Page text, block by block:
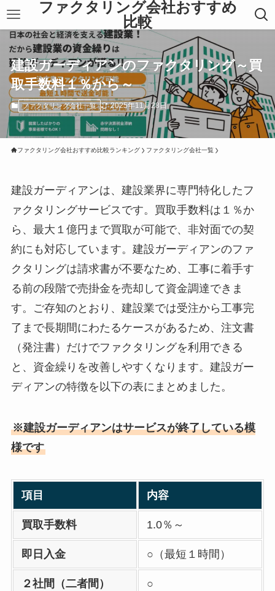
ファクタリング会社おすすめ
比較
建設ガーディアンのファクタリング～買
取手数料１％から～
ファクタリング会社一覧 2025年11月28日
ファクタリング会社おすすめ比較ランキング ファクタリング会社一覧
建設ガーディアンは、建設業界に専門特化したフ
ァクタリングサービスです。買取手数料は１％か
ら、最大１億円まで買取が可能で、非対面での契
約にも対応しています。建設ガーディアンのファ
クタリングは請求書が不要なため、工事に着手す
る前の段階で売掛金を売却して資金調達できま
す。ご存知のとおり、建設業では受注から工事完
了まで長期間にわたるケースがあるため、注文書
（発注書）だけでファクタリングを利用できる
と、資金繰りを改善しやすくなります。建設ガー
ディアンの特徴を以下の表にまとめました。
※建設ガーディアンはサービスが終了している模
様です
項目 内容
買取手数料 1.0％～
即日入金 ○（最短１時間）
２社間（二者間） ○